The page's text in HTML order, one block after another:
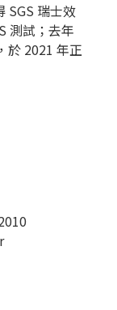
SGS 瑞士效
測試；去年
於 2021 年正